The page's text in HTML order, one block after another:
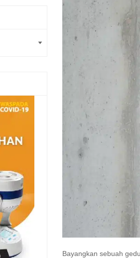
Bayangkan sebuah